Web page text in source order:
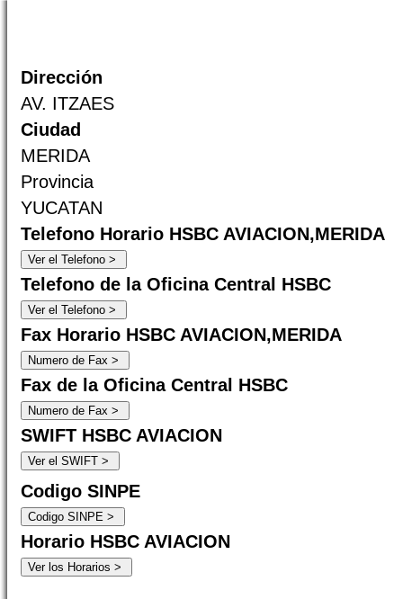
Dirección
AV. ITZAES
Ciudad
MERIDA
Provincia
YUCATAN
Telefono Horario HSBC AVIACION,MERIDA
Telefono de la Oficina Central HSBC
Fax Horario HSBC AVIACION,MERIDA
Fax de la Oficina Central HSBC
SWIFT HSBC AVIACION
Codigo SINPE
Horario HSBC AVIACION